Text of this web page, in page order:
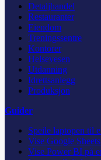
Detaljhandel
Restauranter
Eiendom
Treningssentre
Kontorer
Helsevesen
Utdanning
Idrettsanlegg
Produksjon
Guider
Speile laptopen til
Vise Google
Vise Power BI på